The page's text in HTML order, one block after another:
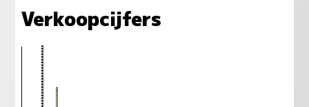
Verkoopcijfers
143
116